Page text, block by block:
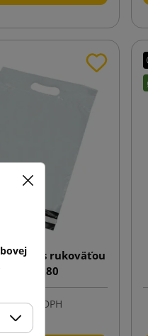
s rukoväťou
250x280
€ s DPH